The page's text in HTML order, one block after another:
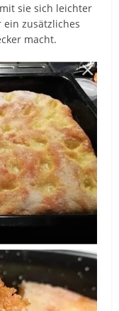
sie sich leichter
zusätzliches
macht.